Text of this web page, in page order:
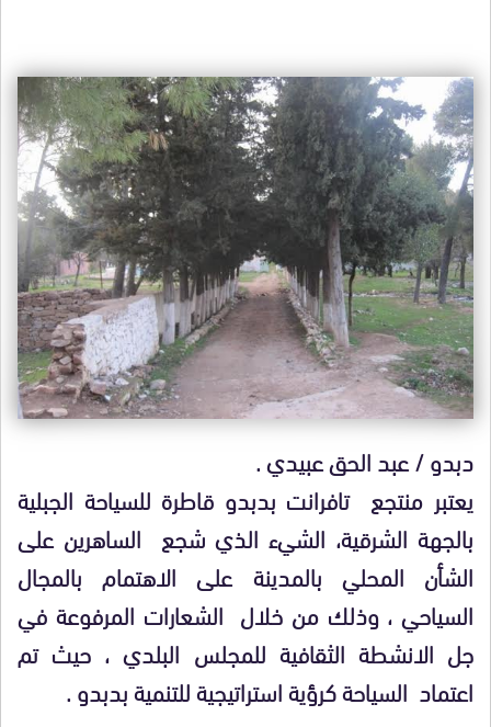
دبدو / عبد الحق عبيدي .
يعتبر منتجع تافرانت بدبدو قاطرة للسياحة الجبلية
بالجهة الشرقية، الشيء الذي شجع الساهرين على
الشأن المحلي بالمدينة على الاهتمام بالمجال
السياحي ، وذلك من خلال الشعارات المرفوعة في
جل الانشطة الثقافية للمجلس البلدي ، حيث تم
اعتماد السياحة كرؤية استراتيجية للتنمية بدبدو .